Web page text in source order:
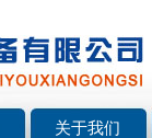
关于我们